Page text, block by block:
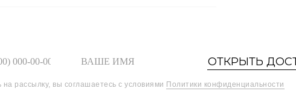
ОТКРЫТЬ
рассылку, вы соглашаетесь с условиями Политики конфиденциальности